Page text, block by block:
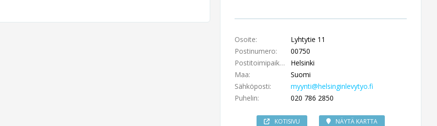
Osoite:
Lyhtytie 11
Postinumero:
00750
Postitoimipaikka:
Helsinki
Maa:
Suomi
Sähköposti:
myynti@helsinginlevytyo.fi
Puhelin:
020 786 2850
KOTISIVU NÄYTÄ KARTTA